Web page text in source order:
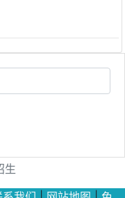
生